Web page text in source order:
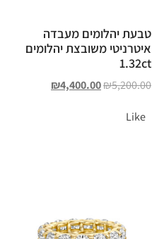
טבעת יהלומים מעבדה
איטרניטי משובצת יהלומים
1.32ct
₪5,200.00
₪4,400.00
Like